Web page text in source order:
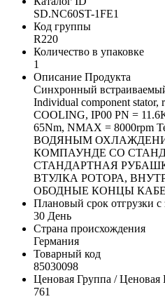
SD.NC60ST-1FE1
Код группы
R220
Количество в упаковке
1
Описание Продукта
Синхронный
Individual component
COOLING, IP00 PN =
65Nm, NMAX = 8000rpm
ВОДЯНЫМ
КОМПАУНДЕ СО
СТАНДАРТНАЯ
ВТУЛКА РОТОРА,
ОБОДНЫЕ КОНЦЫ
Плановый срок отгрузки с
30 День
Страна происхождения
Германия
Товарный код
85030098
Ценовая Группа / Ценовая
761